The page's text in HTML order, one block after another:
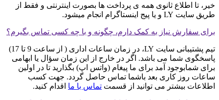
خیر، تا اطلاع ثانوی همه ی پرداخت ها بصورت اینترنتی و فقط از
طریق سایت LY و یا پیج اینستاگرام انجام میشود.
برای سفارش نیاز به کمک دارم، چگونه و با چه کسی تماس بگیرم؟
تیم پشتیبانی سایت LY، در زمان ساعات اداری ( از ساعت 9 تا 17)
پاسخگوی شما می باشد. اگر در خارج از این زمان سؤال یا ابهامی
برای شمابوجود آمد برای ما پیغام (واتس اپ) بگذارید تا در اولین
ساعات روز کاری بعد باشما تماس حاصل گردد. جهت کسب
اطلاعات بیشتر می توانید از قسمت تماس با ما اقدام کنید.